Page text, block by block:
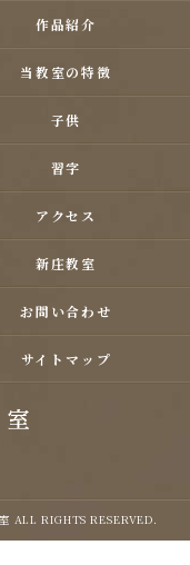
作品紹介
当教室の特徴
子供
習字
アクセス
新庄教室
お問い合わせ
サイトマップ
ALL RIGHTS RESERVED.